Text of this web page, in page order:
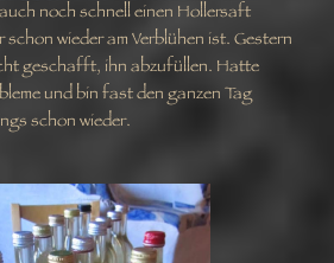
noch schnell einen Hollersaft
wieder am Verblühen ist. Gestern
geschafft, ihn abzufüllen. Hatte
und bin fast den ganzen Tag
schon wieder.